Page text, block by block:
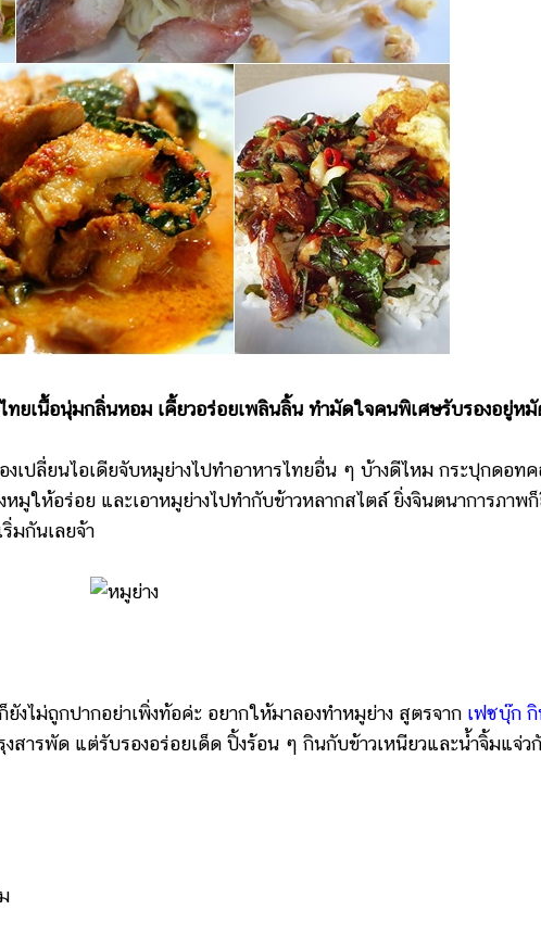
ทยเนื้อนุ่มกลิ่นหอม เคี้ยวอร่อยเพลินลิ้น ทำมัดใจคนพิเศษรับรองอยู่ห
งเปลี่ยนไอเดียจับหมูย่างไปทำอาหารไทยอื่น ๆ บ้างดีไหม กระปุกดอท
หมูให้อร่อย และเอาหมูย่างไปทำกับข้าวหลากสไตล์ ยิ่งจินตนาการภาพก็
มกันเลยจ้า
ไม่ถูกปากอย่าเพิ่งท้อค่ะ อยากให้มาลองทำหมูย่าง สูตรจาก เฟซบุ๊ก
สารพัด แต่รับรองอร่อยเด็ด ปิ้งร้อน ๆ กินกับข้าวเหนียวและน้ำจิ้มแจ่ว